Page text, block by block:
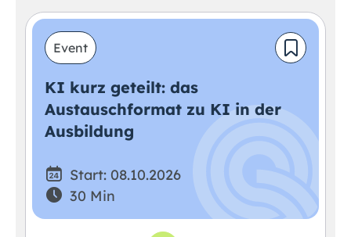
Event
KI kurz geteilt: das
Austauschformat zu KI in der
Ausbildung
Start: 08.10.2026
30 Min